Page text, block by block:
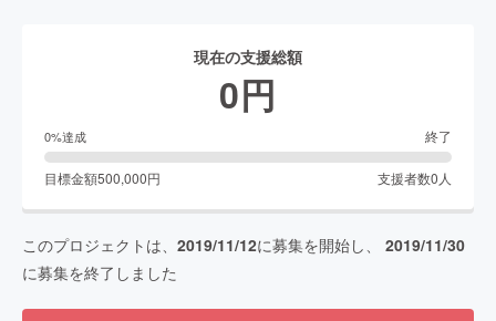
現在の支援総額
0円
0%達成 終了
目標金額500,000円 支援者数0 人
このプロジェクトは、 2019/11/12に募集を開始し、 2019/11/30
に募集を終了しました